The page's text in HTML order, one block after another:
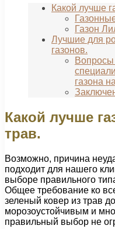
Какой лучше
Газон
Лучшие для
газонов.
Вопросы
газона
Какой лучше
трав.
Возможно, причина
подходит для нашего
выборе правильного
Общее требование ко
зеленый ковер из трав
морозоустойчивым и
правильный выбор не